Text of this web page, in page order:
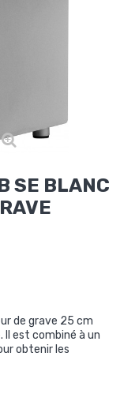
SE BLANC
de grave 25 cm
est combiné à un
obtenir les